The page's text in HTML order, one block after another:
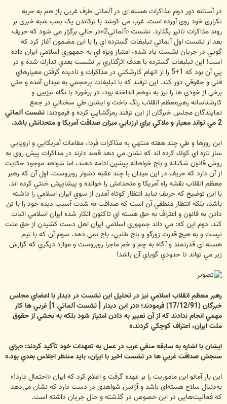
در آستانه دور دوم مذاکرات هسته ای در آلماتی طرف غربی باز هم به حربه
تکراری خود روی آورده است. غرب می کوشد با ترکاندن یک بمب شبه خبری بر
روند مذاکرات تاثیر بگذارد. نشست «آلماتي2»در حالي برگزار مي شود كه حريف
بعد از نشست اول آلماتي تبليغات گسترده اي را با اين مضمون آغاز كرد كه
گويي در جريان نشست ياد شده، امتياز ويژه اي به جمهوري اسلامي ايران داده
است! اين تبليغات گسترده با هدف اثرگذاري بر نشست بعدي تدارك شده و در
پي آن بود كه 1+5 را از اتهام كارشكني در مذاكرات و ناديده گرفتن معيارهاي
فني و حقوقي دور كند. اين ترفند كه با تبليغات پرحجمي به ميدان آمده و حتي
برخي از خودي ها را نيز به توهم انداخته بود، در برخورد با نگاه تيزبين و
كارشناسانه رهبرمعظم انقلاب رنگ باخت و ايشان طي سخناني در جمع
نمايندگان مجلس خبرگان از اين ترفند رمزگشايي كرده و فرمودند: نشست آلماتي
2 مي تواند معيار و ملاكي براي ارزيابي ميزان صداقت آمريكا و متحدانش باشد.
اين روزها و طي چند هفته منتهي به مذاكرات فردا، مقامات آمريكايي و اروپايي
ساز تازه اي كوك كرده اند كه نشان مي دهد قصد دارند در مذاكرات پيش روي به
روش قانون شكنانه و باج خواهانه پيشين ادامه دهند، اما شواهد موجود حكايت
از آن دارد كه حريف در اين ميدان با چند عقبه دشوار روبروست. اول آن كه رهبر
معظم انقلاب نقشه راه آمريكا و متحدانش را خوانده و پيشاپيش خنثي كرده اند.
با اين توضيح كه حريف نبايد انتظار كوتاه آمدن از سوي ايران اسلامي را داشته
باشد، بلكه انتظار منطقي آن است كه صداقت به شدت آسيب ديده خود را با تن
دادن به قانون و اعتراف به حق هسته اي تاكنون انكار شده ايران اسلامي اثبات
كند. دوم اين كه: مي داند جمهوري اسلامي ايران اهل دست كشيدن از حق ملت
نيست و به هيچ قدرت زورگو و باج طلبي، باج نمي دهد. سوم آن كه با تيم
هسته اي قدرتمند و آگاه به چم و خم ماجرا روبروست و موارد ديگري كه گزارش
زير مي تواند تا حدودي گوياي آن باشد!
رهبر معظم انقلاب اسلامي نيز در تحليل اين نشست در ديدار با اعضاي مجلس
خبرگان (17/12/91) فرمودند؛ «در اين ديدار [ نشست آلماتي 1] غربي ها كار
مهمي انجام ندادند كه از آن تعبير به دادن امتياز شود بلكه به بخشي از حقوق
ملت ايران، اعتراف كوچكي كردند.»
ايشان با اشاره به سابقه منفي غرب در عمل به تعهدات خود تأكيد كردند: «براي
سنجش صداقت غربي ها در نشست اخير با ايران، بايد منتظر اجلاس بعدي بود.»
این بار آمانو این ماموریت را بر عهده گرفت و اعلام کرد که ایران «احتمال دارد!»
به‌دنبال سلاح هسته‌ای باشد و آژانس شواهدی در دست دارد که نشان می‌دهد
که فعالیت‌هایی در این خصوص در گذشته و حال جریان داشته است.